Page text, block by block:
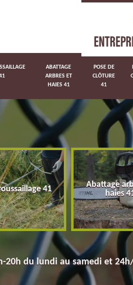
ABATTAGE
ARBRES ET
HAIES 41
POSE DE
CLÔTURE
41
41
Abattage
haies
20h du lundi au samedi et